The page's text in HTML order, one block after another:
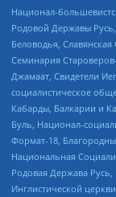
Национал-
Родовой Державы
Беловодья,
Семинария
Джамаат, Свидетели
социалистическое
Кабарды, Балкарии и
Буль, Национал-
Формат-18,
Национальная
Родовая Держава Русь,
Инглистической